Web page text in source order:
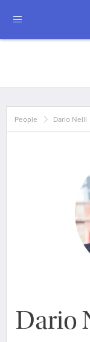
People Dario Nelli
Dario